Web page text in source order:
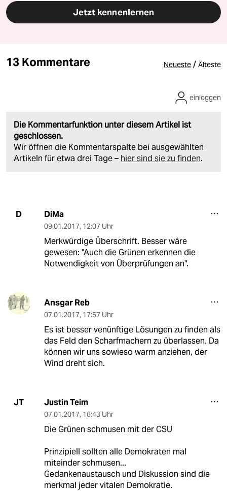
Jetzt kennenlernen
13 Kommentare Neueste / Älteste
Die Kommentarfunktion unter diesem Artikel ist
geschlossen.
Wir öffnen die Kommentarspalte bei ausgewählten
Artikeln für etwa drei Tage – hier sind sie zu finden.
einloggen
D DiMa
09.01.2017, 12:07 Uhr
Merkwürdige Überschrift. Besser wäre
gewesen: "Auch die Grünen erkennen die
Notwendigkeit von Überprüfungen an".
Ansgar Reb
07.01.2017, 17:57 Uhr
Es ist besser venünftige Lösungen zu finden als
das Feld den Scharfmachern zu überlassen. Da
können wir uns sowieso warm anziehen, der
Wind dreht sich.
JT Justin Teim
07.01.2017, 16:43 Uhr
Die Grünen schmusen mit der CSU
Prinzipiell sollten alle Demokraten mal
miteinder schmusen...
Gedankenaustausch und Diskussion sind die
merkmal jeder vitalen Demokratie.